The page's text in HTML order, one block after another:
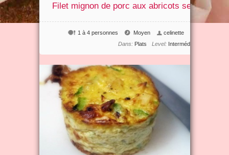
Filet mignon de porc aux abricots secs
celinette
Moyen
1 à 4 personnes
Level: Intermédiaire
Dans: Plats